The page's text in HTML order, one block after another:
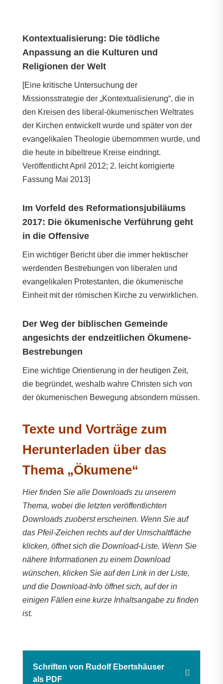
Kontextualisierung: Die tödliche
Anpassung an die Kulturen und
Religionen der Welt
[Eine kritische Untersuchung der
Missionsstrategie der „Kontextualisierung“, die in
den Kreisen des liberal-ökumenischen Weltrates
der Kirchen entwickelt wurde und später von der
evangelikalen Theologie übernommen wurde, und
die heute in bibeltreue Kreise eindringt.
Veröffentlicht April 2012; 2. leicht korrigierte
Fassung Mai 2013]
Im Vorfeld des Reformationsjubiläums
2017: Die ökumenische Verführung geht
in die Offensive
Ein wichtiger Bericht über die immer hektischer
werdenden Bestrebungen von liberalen und
evangelikalen Protestanten, die ökumenische
Einheit mit der römischen Kirche zu verwirklichen.
Der Weg der biblischen Gemeinde
angesichts der endzeitlichen Ökumene-
Bestrebungen
Eine wichtige Orientierung in der heutigen Zeit,
die begründet, weshalb wahre Christen sich von
der ökumenischen Bewegung absondern müssen.
Texte und Vorträge zum
Herunterladen über das
Thema „Ökumene“
Hier finden Sie alle Downloads zu unserem
Thema, wobei die letzten veröffentlichten
Downloads zuoberst erscheinen. Wenn Sie auf
das Pfeil-Zeichen rechts auf der Umschaltfläche
klicken, öffnet sich die Download-Liste. Wenn Sie
nähere Informationen zu einem Download
wünschen, klicken Sie auf den Link in der Liste,
und die Download-Info öffnet sich, auf der in
einigen Fällen eine kurze Inhaltsangabe zu finden
ist.
Schriften von Rudolf Ebertshäuser
als PDF